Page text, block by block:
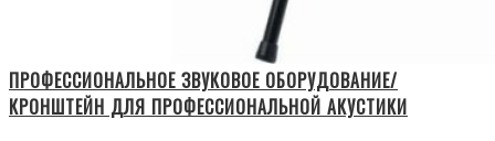
ПРОФЕССИОНАЛЬНОЕ ЗВУКОВОЕ ОБОРУДОВАНИЕ/
КРОНШТЕЙН ДЛЯ ПРОФЕССИОНАЛЬНОЙ АКУСТИКИ